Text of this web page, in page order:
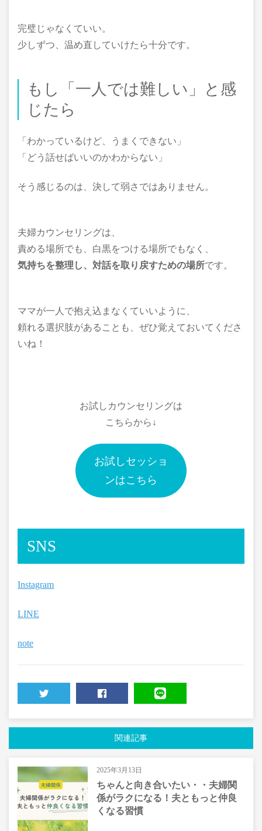
完璧じゃなくていい。
少しずつ、温め直していけたら十分です。
もし「一人では難しい」と感
じたら
「わかっているけど、うまくできない」
「どう話せばいいのかわからない」
そう感じるのは、決して弱さではありません。
夫婦カウンセリングは、
責める場所でも、白黒をつける場所でもなく、
気持ちを整理し、対話を取り戻すための場所です。
ママが一人で抱え込まなくていいように、
頼れる選択肢があることも、ぜひ覚えておいてくださ
いね！
お試しカウンセリングは
こちらから↓
お試しセッショ
ンはこちら
SNS
Instagram
LINE
note
関連記事
2025年3月13日
ちゃんと向き合いたい・・夫婦関
係がラクになる！夫ともっと仲良
くなる習慣